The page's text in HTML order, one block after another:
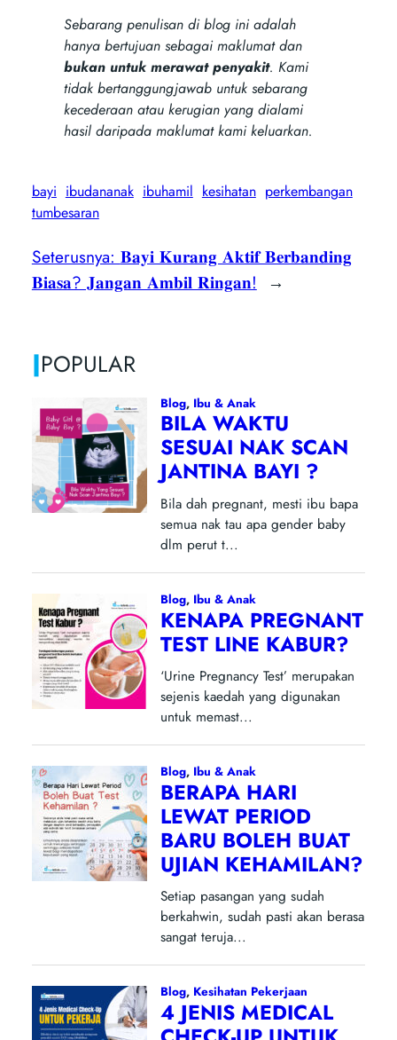
Sebarang penulisan di blog ini adalah
hanya bertujuan sebagai maklumat dan
bukan untuk merawat penyakit. Kami
tidak bertanggungjawab untuk sebarang
kecederaan atau kerugian yang dialami
hasil daripada maklumat kami keluarkan.
bayi ibudananak ibuhamil kesihatan perkembangan
tumbesaran
Seterusnya: 𝐁𝐚𝐲𝐢 𝐊𝐮𝐫𝐚𝐧𝐠 𝐀𝐤𝐭𝐢𝐟 𝐁𝐞𝐫𝐛𝐚𝐧𝐝𝐢𝐧𝐠
𝐁𝐢𝐚𝐬𝐚? 𝐉𝐚𝐧𝐠𝐚𝐧 𝐀𝐦𝐛𝐢𝐥 𝐑𝐢𝐧𝐠𝐚𝐧!
→
|POPULAR